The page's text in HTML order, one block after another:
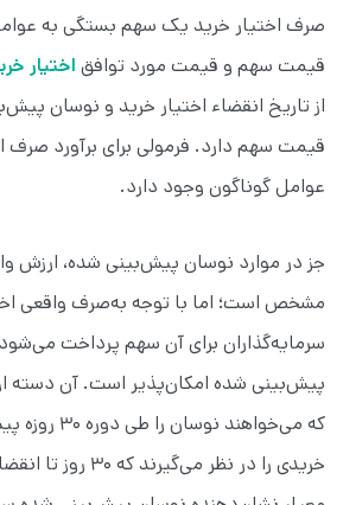
صرف اختیار خرید یک سهم بستگی به
قیمت سهم و قیمت مورد توافق اختیار
از تاریخ انقضاء اختیار خرید و نوسان
قیمت سهم دارد. فرمولی برای برآورد صرف
عوامل گوناگون وجود دارد.
جز در موارد نوسان پیش‌بینی شده، ارزش
مشخص است؛ اما با توجه به‌صرف واقعی
سرمایه‌گذاران برای آن سهم پرداخت
پیش‌بینی شده امکان‌پذیر است. آن دسته از
که می‌خواهند
خریدی را در نظر